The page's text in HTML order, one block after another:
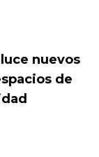
nuevos
de